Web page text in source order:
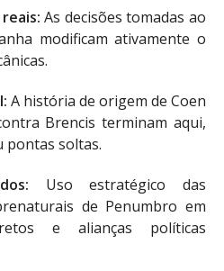
As decisões tomadas ao
modificam ativamente o
A história de origem de Coen
Brencis terminam aqui,
pontas soltas.
Uso estratégico das
de Penumbro em
e alianças políticas